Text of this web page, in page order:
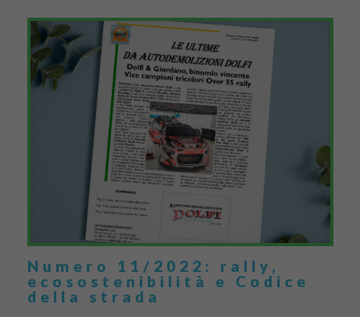
Numero 11/2022: rally,
ecosostenibilità e Codice
della strada